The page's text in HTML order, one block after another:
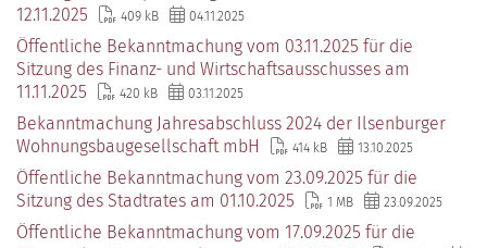
12.11.2025
409 kB 04.11.2025
Öffentliche Bekanntmachung vom 03.11.2025 für die
Sitzung des Finanz- und Wirtschaftsausschusses am
11.11.2025
420 kB 03.11.2025
Bekanntmachung Jahresabschluss 2024 der Ilsenburger
Wohnungsbaugesellschaft mbH
414 kB 13.10.2025
Öffentliche Bekanntmachung vom 23.09.2025 für die
Sitzung des Stadtrates am 01.10.2025
1 MB 23.09.2025
Öffentliche Bekanntmachung vom 17.09.2025 für die